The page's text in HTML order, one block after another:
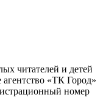
читателей и детей
«ТК Город»
номер